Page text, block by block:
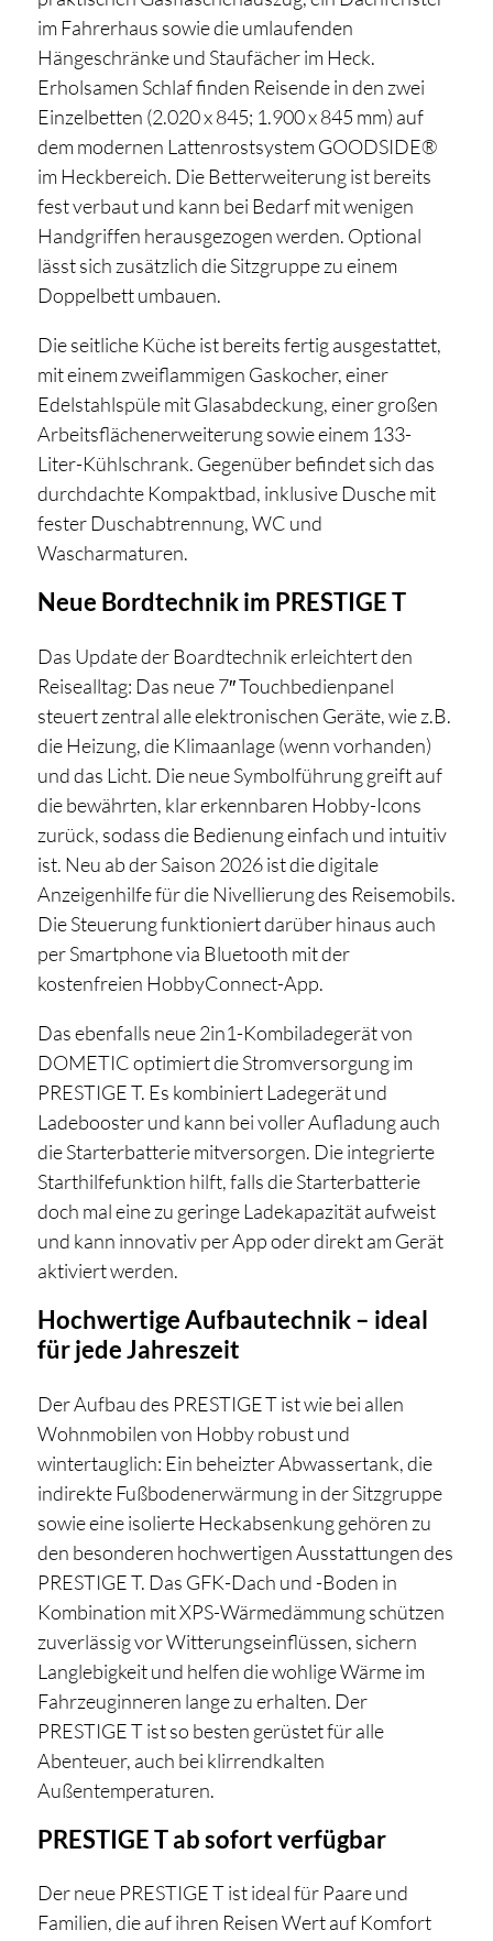
im Fahrerhaus sowie die umlaufenden
Hängeschränke und Staufächer im Heck.
Erholsamen Schlaf finden Reisende in den zwei
Einzelbetten (2.020 x 845; 1.900 x 845 mm) auf
dem modernen Lattenrostsystem GOODSIDE®
im Heckbereich. Die Betterweiterung ist bereits
fest verbaut und kann bei Bedarf mit wenigen
Handgriffen herausgezogen werden. Optional
lässt sich zusätzlich die Sitzgruppe zu einem
Doppelbett umbauen.
Die seitliche Küche ist bereits fertig ausgestattet,
mit einem zweiflammigen Gaskocher, einer
Edelstahlspüle mit Glasabdeckung, einer großen
Arbeitsflächenerweiterung sowie einem 133-
Liter-Kühlschrank. Gegenüber befindet sich das
durchdachte Kompaktbad, inklusive Dusche mit
fester Duschabtrennung, WC und
Wascharmaturen.
Neue Bordtechnik im PRESTIGE T
Das Update der Boardtechnik erleichtert den
Reisealltag: Das neue 7″ Touchbedienpanel
steuert zentral alle elektronischen Geräte, wie z.B.
die Heizung, die Klimaanlage (wenn vorhanden)
und das Licht. Die neue Symbolführung greift auf
die bewährten, klar erkennbaren Hobby-Icons
zurück, sodass die Bedienung einfach und intuitiv
ist. Neu ab der Saison 2026 ist die digitale
Anzeigenhilfe für die Nivellierung des Reisemobils.
Die Steuerung funktioniert darüber hinaus auch
per Smartphone via Bluetooth mit der
kostenfreien HobbyConnect-App.
Das ebenfalls neue 2in1-Kombiladegerät von
DOMETIC optimiert die Stromversorgung im
PRESTIGE T. Es kombiniert Ladegerät und
Ladebooster und kann bei voller Aufladung auch
die Starterbatterie mitversorgen. Die integrierte
Starthilfefunktion hilft, falls die Starterbatterie
doch mal eine zu geringe Ladekapazität aufweist
und kann innovativ per App oder direkt am Gerät
aktiviert werden.
Hochwertige Aufbautechnik – ideal
für jede Jahreszeit
Der Aufbau des PRESTIGE T ist wie bei allen
Wohnmobilen von Hobby robust und
wintertauglich: Ein beheizter Abwassertank, die
indirekte Fußbodenerwärmung in der Sitzgruppe
sowie eine isolierte Heckabsenkung gehören zu
den besonderen hochwertigen Ausstattungen des
PRESTIGE T. Das GFK-Dach und -Boden in
Kombination mit XPS-Wärmedämmung schützen
zuverlässig vor Witterungseinflüssen, sichern
Langlebigkeit und helfen die wohlige Wärme im
Fahrzeuginneren lange zu erhalten. Der
PRESTIGE T ist so besten gerüstet für alle
Abenteuer, auch bei klirrendkalten
Außentemperaturen.
PRESTIGE T ab sofort verfügbar
Der neue PRESTIGE T ist ideal für Paare und
Familien, die auf ihren Reisen Wert auf Komfort